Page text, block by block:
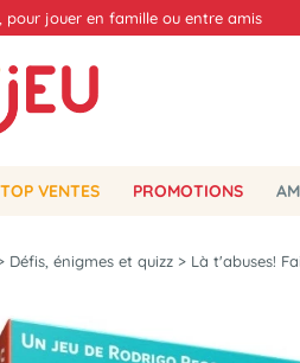
pour jouer en famille ou entre amis
TOP VENTES PROMOTIONS
Défis, énigmes et quizz > Là t'abuses!